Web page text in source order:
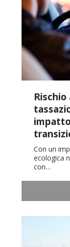
Con un
ecologica
con…